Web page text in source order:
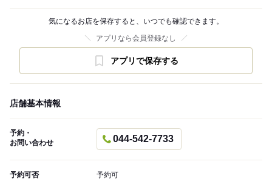
気になるお店を保存すると、いつでも確認できます。
アプリなら会員登録なし
アプリで保存する
店舗基本情報
予約・
お問い合わせ
044-542-7733
予約可否 予約可